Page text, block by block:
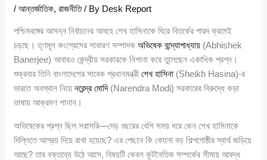
/আন্তর্জাতিক,রাজনীতি/ By Desk Report
পশ্চিমবঙ্গের আসন্ন নির্বাচনের আবহে শেখ হাসিনাকে ঘিরে বিতর্কের পারদ ক্রমেই
চড়ছে। তৃণমূল কংগ্রেসের সাধারণ সম্পাদকঅভিষেক বন্দ্যোপাধ্যায় (Abhishek
Banerjee) আবারও কেন্দ্রীয় সরকারকে নিশানা করে তুলেছেন একাধিক প্রশ্ন।
শুক্রবার তিনি বাংলাদেশের সাবেক প্রধানমন্ত্রীশেখ হাসিনা (Sheikh Hasina)-র
ভারতে অবস্থান নিয়েনরেন্দ্র মোদি(Narendra Modi) সরকারের বিরুদ্ধে কড়া
ভাষায় আক্রমণ শানান।
অভিষেকের প্রশ্ন ছিল সরাসরি—দেড় বছরের বেশি সময় ধরে কেন শেখ হাসিনাকে
দিল্লিতে আশ্রয় দিয়ে রাখা হয়েছে? এর পেছনে কি কোনো বড় শিল্পগোষ্ঠীর স্বার্থ জড়িয়ে
আছে? তার বক্তব্যে উঠে আসে, বিষয়টি কেবল কূটনৈতিক সম্পর্কের সীমায় আবদ্ধ